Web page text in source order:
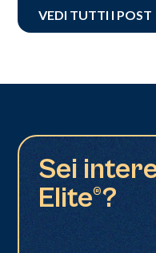
VEDI TUTTI I POST
Sei
Elite®?